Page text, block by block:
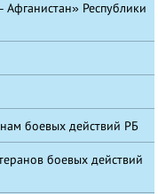
Республики
боевых действий РБ
боевых действий